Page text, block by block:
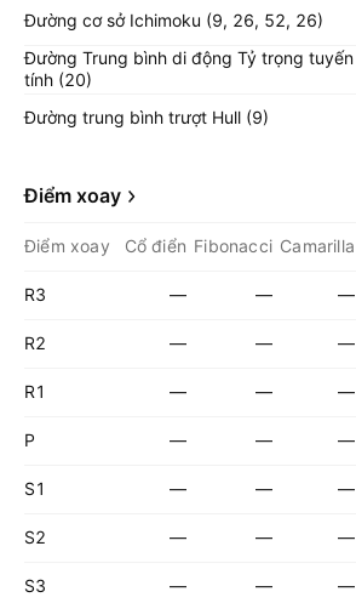
Đường cơ sở Ichimoku (9, 26, 52, 26)
Đường Trung bình di động Tỷ trọng tuyến
tính (20)
Đường trung bình trượt Hull (9)
Điểm xoay
Điểm xoay Cổ điển Fibonacci Camarilla
R3 — — —
R2 — — —
R1 — — —
P — — —
S1 — — —
S2 — — —
S3 — — —